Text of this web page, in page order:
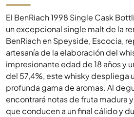
El BenRiach 1998 Single Cask
un excepcional single malt de la
BenRiach en Speyside, Escocia,
artesanía de la elaboración del
impresionante edad de 18 años y
del 57,4%, este whisky despliega
profunda gama de aromas. Al
encontrará notas de fruta madura
que conducen a un final cálido y